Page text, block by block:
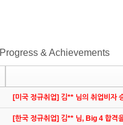
Progress & Achievements
[미국 정규취업] 김** 님의 취업비자
[한국 정규취업] 김** 님, Big 4 합격